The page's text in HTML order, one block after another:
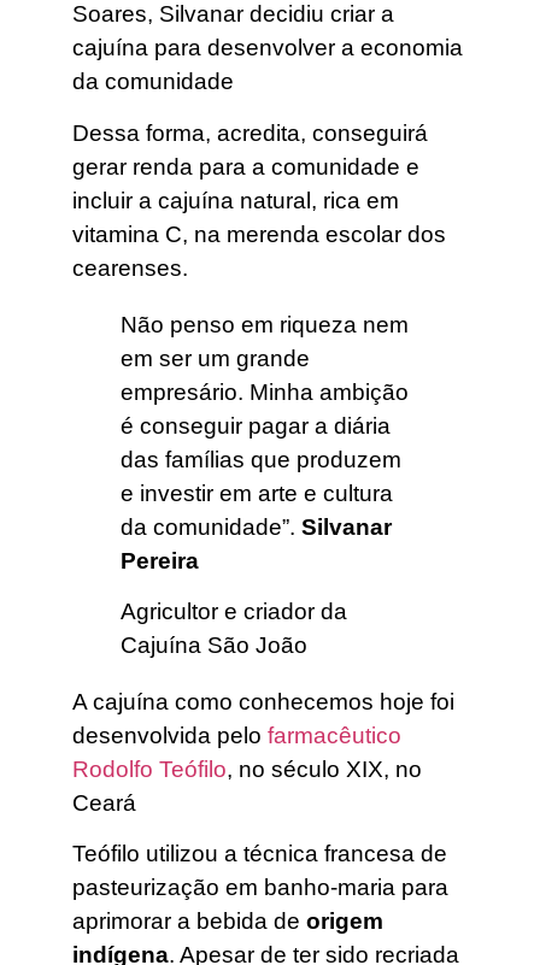
Soares, Silvanar decidiu criar a
cajuína para desenvolver a economia
da comunidade
Dessa forma, acredita, conseguirá
gerar renda para a comunidade e
incluir a cajuína natural, rica em
vitamina C, na merenda escolar dos
cearenses.
Não penso em riqueza nem
em ser um grande
empresário. Minha ambição
é conseguir pagar a diária
das famílias que produzem
e investir em arte e cultura
da comunidade”. Silvanar
Pereira
Agricultor e criador da
Cajuína São João
A cajuína como conhecemos hoje foi
desenvolvida pelo farmacêutico
Rodolfo Teófilo, no século XIX, no
Ceará
Teófilo utilizou a técnica francesa de
pasteurização em banho-maria para
aprimorar a bebida de origem
indígena. Apesar de ter sido recriada